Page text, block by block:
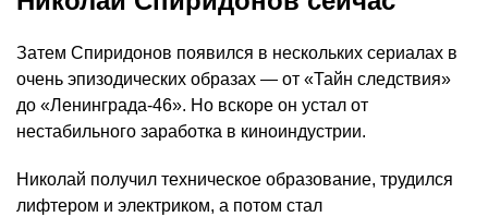
Затем Спиридонов появился в нескольких сериалах в
очень эпизодических образах — от «Тайн следствия»
до «Ленинграда-46». Но вскоре он устал от
нестабильного заработка в киноиндустрии.
Николай получил техническое образование, трудился
лифтером и электриком, а потом стал